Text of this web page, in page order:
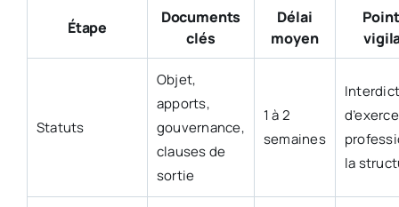
Étape
Documents
clés
Délai
moyen
Statuts
Objet,
apports,
gouvernance,
clauses de
sortie
1 à 2
semaines
la